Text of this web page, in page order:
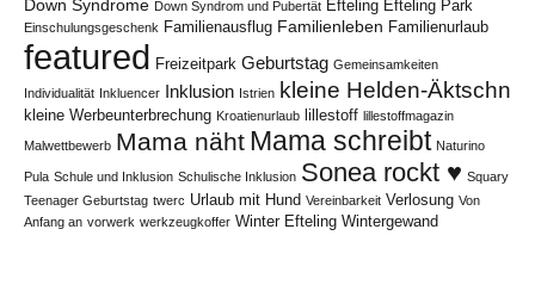
Down Syndrome Down Syndrom und Pubertät Efteling Efteling Park
Einschulungsgeschenk Familienausflug Familienleben Familienurlaub
featured Freizeitpark Geburtstag Gemeinsamkeiten
Individualität Inkluencer Inklusion Istrien kleine Helden-Äktschn
kleine Werbeunterbrechung Kroatienurlaub lillestoff lillestoffmagazin
Malwettbewerb Mama näht Mama schreibt Naturino
Pula Schule und Inklusion Schulische Inklusion Sonea rockt ♥ Squary
Teenager Geburtstag twerc Urlaub mit Hund Vereinbarkeit Verlosung Von
Anfang an vorwerk werkzeugkoffer Winter Efteling Wintergewand